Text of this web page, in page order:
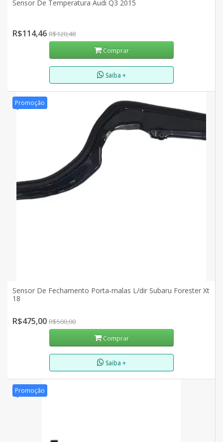
Sensor De Temperatura Audi Q3 2015
R$114,46 R$120,48
Comprar
Saiba +
Promoção
Sensor De Fechamento Porta-malas L/dir Subaru Forester Xt
18
R$475,00 R$500,00
Comprar
Saiba +
Promoção